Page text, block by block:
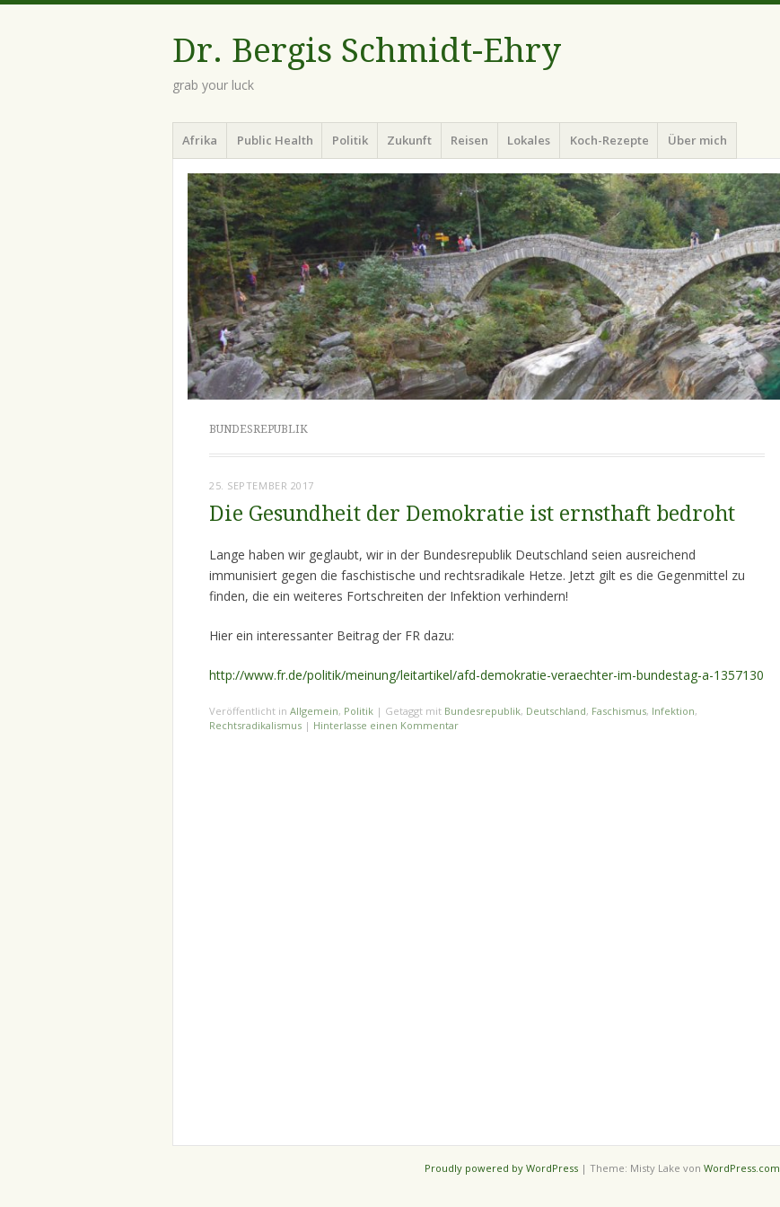
Dr. Bergis Schmidt-Ehry
grab your luck
Menü
Zum
Inhalt
springen
Afrika Public Health Politik Zukunft Reisen Lokales Koch-Rezepte Über mich
BUNDESREPUBLIK
25. SEPTEMBER 2017
Die Gesundheit der Demokratie ist ernsthaft bedroht
Lange haben wir geglaubt, wir in der Bundesrepublik Deutschland seien ausreichend
immunisiert gegen die faschistische und rechtsradikale Hetze. Jetzt gilt es die Gegenmittel zu
finden, die ein weiteres Fortschreiten der Infektion verhindern!
Hier ein interessanter Beitrag der FR dazu:
http://www.fr.de/politik/meinung/leitartikel/afd-demokratie-veraechter-im-bundestag-a-1357130
Veröffentlicht in Allgemein, Politik | Getaggt mit Bundesrepublik, Deutschland, Faschismus, Infektion,
Rechtsradikalismus | Hinterlasse einen Kommentar
Proudly powered by WordPress | Theme: Misty Lake von WordPress.com